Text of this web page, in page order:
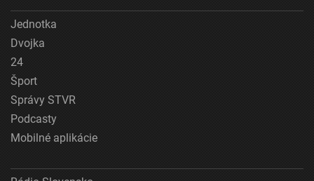
Jednotka
Dvojka
24
Šport
Správy STVR
Podcasty
Mobilné aplikácie